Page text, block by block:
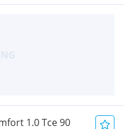
1.0 Tce 90